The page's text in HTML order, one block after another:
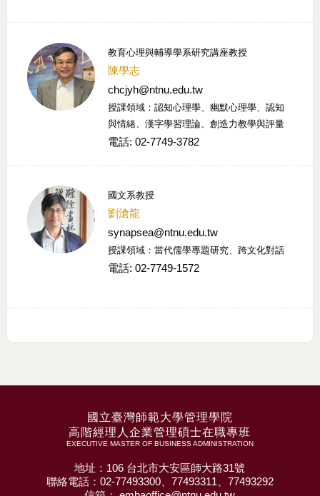
教育心理與輔導學系研究講座教授
陳學志
chcjyh@ntnu.edu.tw
授課領域：認知心理學、幽默心理學、認知
與情緒、漢字學習理論、創造力教學與評量
電話: 02-7749-3782
國文系教授
劉滄龍
synapsea@ntnu.edu.tw
授課領域：當代儒學專題研究、跨文化對話
電話: 02-7749-1572
國立臺灣師範大學管理學院
高階經理人企業管理碩士在職專班
EXECUTIVE MASTER OF BUSINESS ADMINISTRATION
地址：106 台北市大安區師大路31號
聯絡電話：02-77493300、77493311、77493292